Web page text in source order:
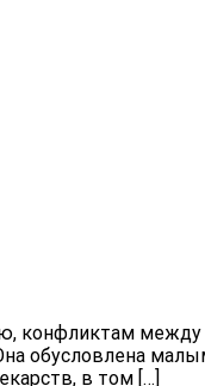
конфликтам между
обусловлена
в том […]